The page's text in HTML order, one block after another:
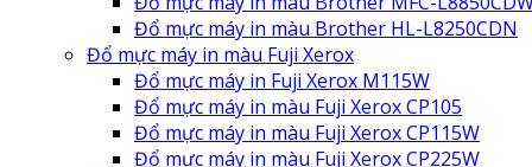
Đổ mực máy in màu Brother HL-L8250CDN
Đổ mực máy in màu Fuji Xerox
Đổ mực máy in Fuji Xerox M115W
Đổ mực máy in màu Fuji Xerox CP105
Đổ mực máy in màu Fuji Xerox CP115W
Đổ mực máy in màu Fuji Xerox CP225W